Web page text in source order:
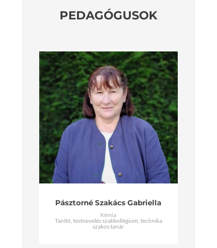
PEDAGÓGUSOK
Pásztorné Szakács Gabriella
Kémia
Tanító, testnevelés szakkollégium, technika
szakos tanár